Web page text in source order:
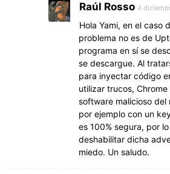
Raúl Rosso 4
Hola Yami, en el caso
problema no es de
programa en sí se
se descargue. Al
para inyectar código
utilizar trucos,
software malicioso del
por ejemplo con un
es 100% segura, por
deshabilitar dicha
miedo. Un saludo.